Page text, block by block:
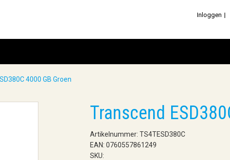
Inloggen
4000 GB Groen
Transcend
Artikelnummer: TS4TESD380C
EAN: 0760557861249
SKU: